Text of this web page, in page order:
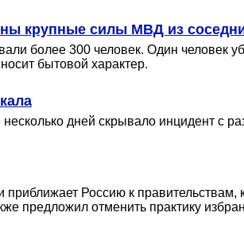
крупные силы МВД из
более 300 человек. Один человек
бытовой характер.
дней скрывало инцидент с
Россию к правительствам,
предложил отменить практику